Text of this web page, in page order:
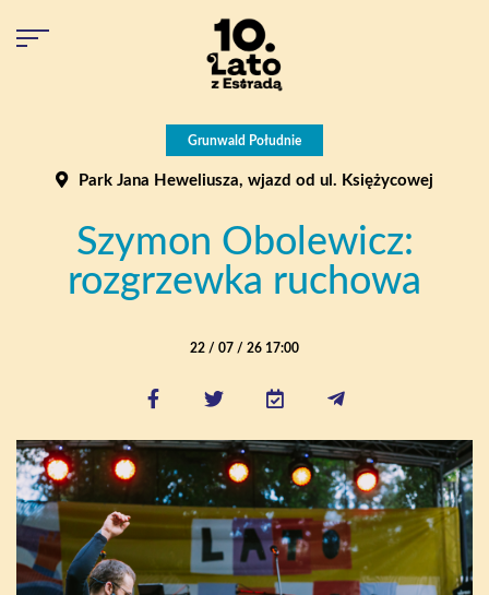
Grunwald Południe
Park Jana Heweliusza, wjazd od ul. Księżycowej
Szymon Obolewicz:
rozgrzewka ruchowa
22 / 07 / 26 17:00